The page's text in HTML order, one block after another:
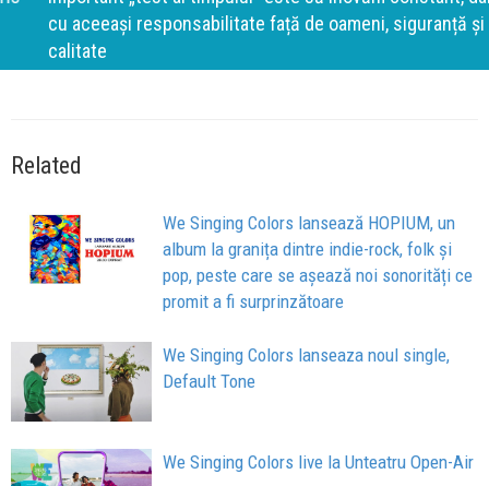
cu aceeași responsabilitate față de oameni, siguranță și
calitate
Related
We Singing Colors lansează HOPIUM, un
album la granița dintre indie-rock, folk și
pop, peste care se așează noi sonorități ce
promit a fi surprinzătoare
We Singing Colors lanseaza noul single,
Default Tone
We Singing Colors live la Unteatru Open-Air